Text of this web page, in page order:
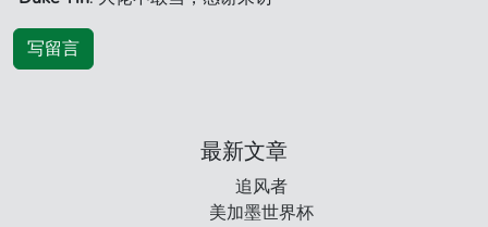
写留言
最新文章
追风者
美加墨世界杯